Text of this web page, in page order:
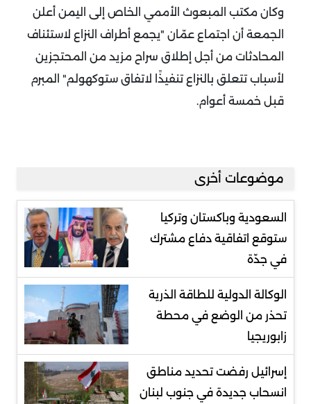
وكان مكتب المبعوث الأممي الخاص إلى اليمن أعلن
الجمعة أن اجتماع عمّان "يجمع أطراف النزاع لاستئناف
المحادثات من أجل إطلاق سراح مزيد من المحتجزين
لأسباب تتعلق بالنزاع تنفيذًا لاتفاق ستوكهولم" المبرم
قبل خمسة أعوام.
موضوعات أخرى
السعودية وباكستان وتركيا
ستوقع اتفاقية دفاع مشترك
في جدّة
الوكالة الدولية للطاقة الذرية
تحذر من الوضع في محطة
زابوريجيا
إسرائيل رفضت تحديد مناطق
انسحاب جديدة في جنوب لبنان